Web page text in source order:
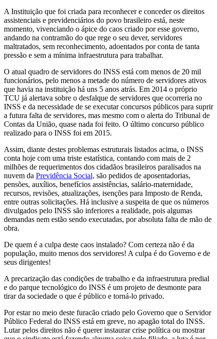
A Instituição que foi criada para reconhecer e conceder os direitos
assistenciais e previdenciários do povo brasileiro está, neste
momento, vivenciando o ápice do caos criado por esse governo,
andando na contramão do que rege o seu dever, servidores
maltratados, sem reconhecimento, adoentados por conta de tanta
pressão e sem a mínima infraestrutura para trabalhar.
O atual quadro de servidores do INSS está com menos de 20 mil
funcionários, pelo menos a metade do número de servidores ativos
que havia na instituição há uns 5 anos atrás. Em 2014 o próprio
TCU já alertava sobre o desfalque de servidores que ocorreria no
INSS e da necessidade de se executar concursos públicos para suprir
a futura falta de servidores, mas mesmo com o alerta do Tribunal de
Contas da União, quase nada foi feito. O último concurso público
realizado para o INSS foi em 2015.
Assim, diante destes problemas estruturais listados acima, o INSS
conta hoje com uma triste estatística, contando com mais de 2
milhões de requerimentos dos cidadãos brasileiros paralisados na
nuvem da Previdência Social, são pedidos de aposentadorias,
pensões, auxílios, benefícios assistências, salário-maternidade,
recursos, revisões, atualizações, isenções para Imposto de Renda,
entre outras solicitações. Há inclusive a suspeita de que os números
divulgados pelo INSS são inferiores a realidade, pois algumas
demandas nem estão sendo executadas, por absoluta falta de mão de
obra.
De quem é a culpa deste caos instalado? Com certeza não é da
população, muito menos dos servidores! A culpa é do Governo e de
seus dirigentes!
A precarização das condições de trabalho e da infraestrutura predial
e do parque tecnológico do INSS é um projeto de desmonte para
tirar da sociedade o que é público e torná-lo privado.
Por estar no meio deste furacão criado pelo Governo que o Servidor
Público Federal do INSS está em greve, no apagão total do INSS.
Lutar pelos direitos não é querer instaurar crise política ou mostrar